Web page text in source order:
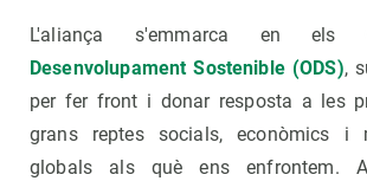
L'aliança s'emmarca en els
Desenvolupament Sostenible (ODS),
per fer front i donar resposta a les
grans reptes socials, econòmics i
globals als què ens enfrontem.